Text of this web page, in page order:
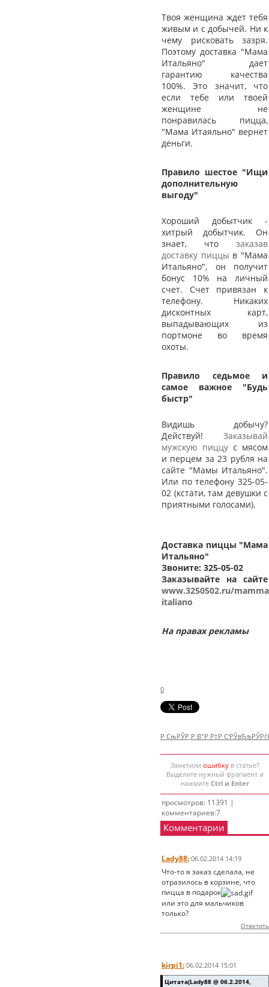
Твоя женщина ждет тебя
живым и с добычей. Ни к
чему рисковать зазря.
Поэтому доставка "Мама
Итальяно" дает
гарантию качества
100%. Это значит, что
если тебе или твоей
женщине не
понравилась пицца,
"Мама Итаяльно" вернет
деньги.
Правило шестое "Ищи
дополнительную
выгоду"
Хороший добытчик -
хитрый добытчик. Он
знает, что заказав
доставку пиццы в "Мама
Итальяно", он получит
бонус 10% на личный
счет. Счет привязан к
телефону. Никаких
дисконтных карт,
выпадывающих из
портмоне во время
охоты.
Правило седьмое и
самое важное "Будь
быстр"
Видишь добычу?
Действуй! Заказывай
мужскую пиццу с мясом
и перцем за 23 рубля на
сайте "Мамы Итальяно".
Или по телефону 325-05-
02 (кстати, там девушки с
приятными голосами).
Доставка пиццы "Мама
Итальяно"
Звоните: 325-05-02
Заказывайте на сайте
www.3250502.ru/
italiano
На правах рекламы
0
Р СњРЎР‚Р В°Р Р†Р
Заметили ошибкув статье?
Выделите нужный фрагмент и
нажмите Ctrl и Enter
просмотров: 11391 |
комментариев:7
Комментарии
Lady88: 06.02.2014 14:19
Что-то я заказ сделала, не
отразилось в корзине, что
пицца в подарок
или это для мальчиков
только?
Ответить
kirpi1: 06.02.2014 15:01
Цитата(Lady88 @ 06.2.2014,